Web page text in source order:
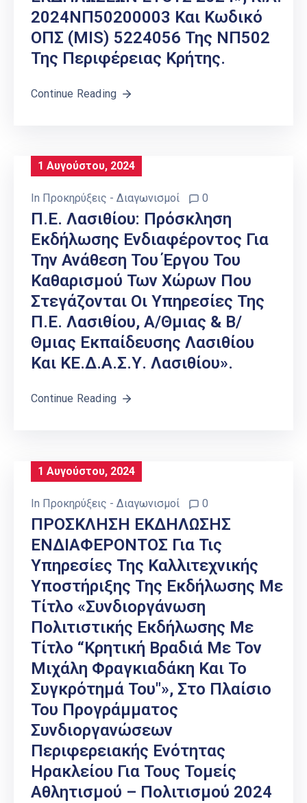
2024ΝΠ50200003 Και Κωδικό
ΟΠΣ (MIS) 5224056 Της ΝΠ502
Της Περιφέρειας Κρήτης.
Continue Reading
1 Αυγούστου, 2024
In Προκηρύξεις - Διαγωνισμοί 0
Π.Ε. Λασιθίου: Πρόσκληση
Εκδήλωσης Ενδιαφέροντος Για
Την Ανάθεση Του Έργου Του
Καθαρισμού Των Χώρων Που
Στεγάζονται Οι Υπηρεσίες Της
Π.Ε. Λασιθίου, Α/θμιας & Β/
Θμιας Εκπαίδευσης Λασιθίου
Και ΚΕ.Δ.Α.Σ.Υ. Λασιθίου».
Continue Reading
1 Αυγούστου, 2024
In Προκηρύξεις - Διαγωνισμοί 0
ΠΡΟΣΚΛΗΣΗ ΕΚΔΗΛΩΣΗΣ
ΕΝΔΙΑΦΕΡΟΝΤΟΣ Για Τις
Υπηρεσίες Της Καλλιτεχνικής
Υποστήριξης Της Εκδήλωσης Με
Τίτλο «Συνδιοργάνωση
Πολιτιστικής Εκδήλωσης Με
Τίτλο “Κρητική Βραδιά Με Τον
Μιχάλη Φραγκιαδάκη Και Το
Συγκρότημά Του″», Στο Πλαίσιο
Του Προγράμματος
Συνδιοργανώσεων
Περιφερειακής Ενότητας
Ηρακλείου Για Τους Τομείς
Αθλητισμού – Πολιτισμού 2024